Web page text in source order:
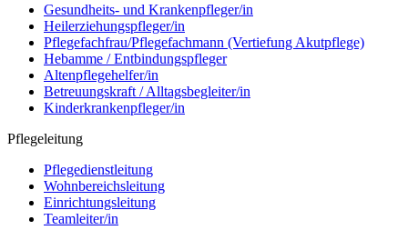
Gesundheits- und Krankenpfleger/in
Heilerziehungspfleger/in
Pflegefachfrau/Pflegefachmann (Vertiefung Akutpflege)
Hebamme / Entbindungspfleger
Altenpflegehelfer/in
Betreuungskraft / Alltagsbegleiter/in
Kinderkrankenpfleger/in
Pflegeleitung
Pflegedienstleitung
Wohnbereichsleitung
Einrichtungsleitung
Teamleiter/in